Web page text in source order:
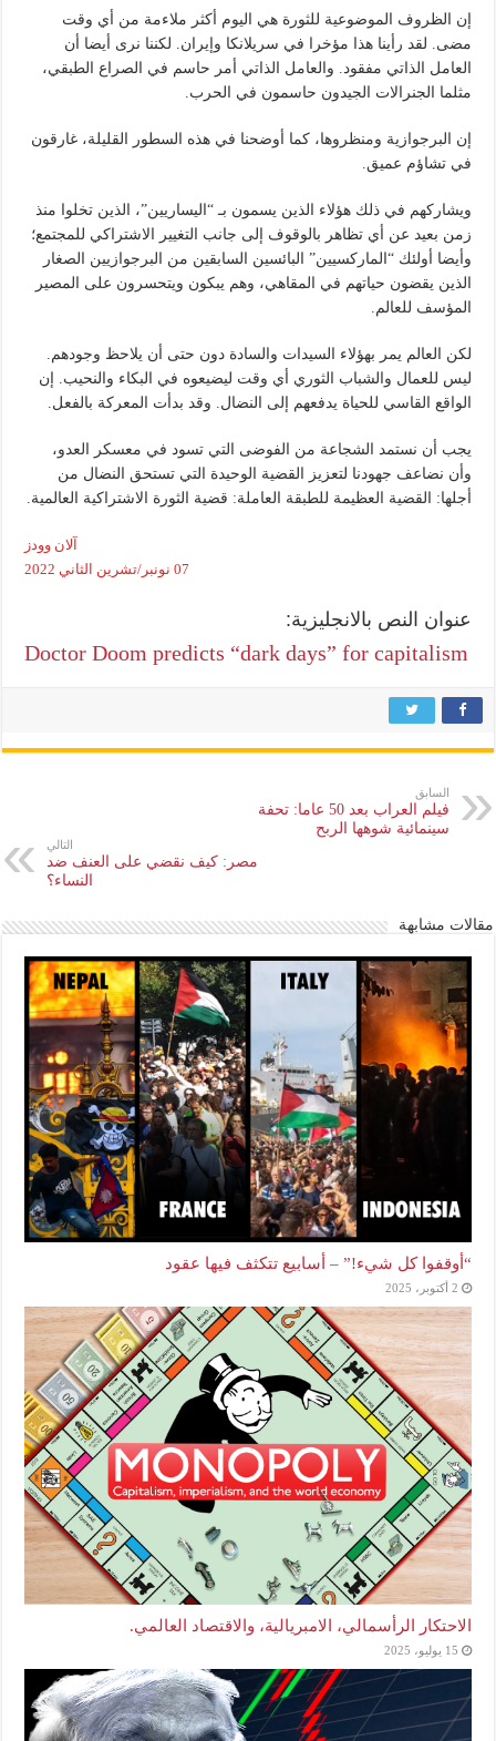
إن الظروف الموضوعية للثورة هي اليوم أكثر ملاءمة من أي وقت
مضى. لقد رأينا هذا مؤخرا في سريلانكا وإيران. لكننا نرى أيضا أن
العامل الذاتي مفقود. والعامل الذاتي أمر حاسم في الصراع الطبقي،
مثلما الجنرالات الجيدون حاسمون في الحرب.
إن البرجوازية ومنظروها، كما أوضحنا في هذه السطور القليلة، غارقون
في تشاؤم عميق.
ويشاركهم في ذلك هؤلاء الذين يسمون بـ “اليساريين”، الذين تخلوا منذ
زمن بعيد عن أي تظاهر بالوقوف إلى جانب التغيير الاشتراكي للمجتمع؛
وأيضا أولئك “الماركسيين” البائسين السابقين من البرجوازيين الصغار
الذين يقضون حياتهم في المقاهي، وهم يبكون ويتحسرون على المصير
المؤسف للعالم.
لكن العالم يمر بهؤلاء السيدات والسادة دون حتى أن يلاحظ وجودهم.
ليس للعمال والشباب الثوري أي وقت ليضيعوه في البكاء والنحيب. إن
الواقع القاسي للحياة يدفعهم إلى النضال. وقد بدأت المعركة بالفعل.
يجب أن نستمد الشجاعة من الفوضى التي تسود في معسكر العدو،
وأن نضاعف جهودنا لتعزيز القضية الوحيدة التي تستحق النضال من
أجلها: القضية العظيمة للطبقة العاملة: قضية الثورة الاشتراكية العالمية.
آلان وودز
07 نونبر/تشرين الثاني 2022
عنوان النص بالانجليزية:
Doctor Doom predicts “dark days” for capitalism
السابق
فيلم العراب بعد 50 عاما: تحفة
سينمائية شوهها الربح
التالي
مصر: كيف نقضي على العنف ضد
النساء؟
مقالات مشابهة
“أوقفوا كل شيء!” – أسابيع تتكثف فيها عقود
2 أكتوبر، 2025
الاحتكار الرأسمالي، الامبريالية، والاقتصاد العالمي.
15 يوليو، 2025